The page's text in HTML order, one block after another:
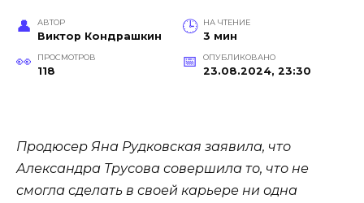
АВТОР
Виктор Кондрашкин
НА ЧТЕНИЕ
3 мин
ПРОСМОТРОВ
118
ОПУБЛИКОВАНО
23.08.2024, 23:30
Продюсер Яна Рудковская заявила, что
Александра Трусова совершила то, что не
смогла сделать в своей карьере ни одна